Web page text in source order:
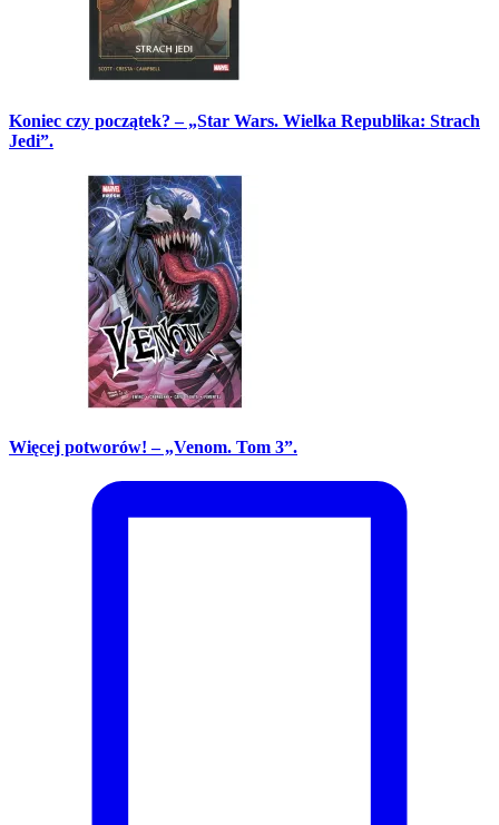
Koniec czy początek? – „Star Wars. Wielka Republika: Strach
Jedi”.
Więcej potworów! – „Venom. Tom 3”.